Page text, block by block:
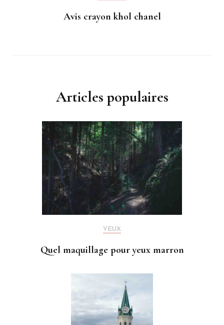
Avis crayon khol chanel
Articles populaires
YEUX
Quel maquillage pour yeux marron